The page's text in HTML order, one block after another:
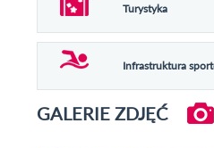
Turystyka
Infrastruktura
GALERIE ZDJĘĆ